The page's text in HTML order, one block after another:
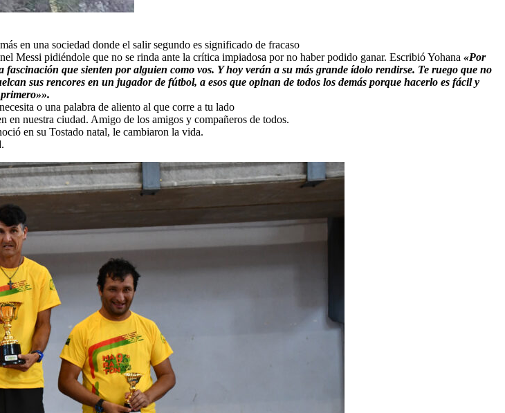
en una sociedad donde el salir segundo es significado de fracaso
Messi pidiéndole que no se rinda ante la crítica impiadosa por no haber podido ganar. Escribió Yohana «Por
que sienten por alguien como vos. Y hoy verán a su más grande ídolo rendirse. Te ruego que no
sus rencores en un jugador de fútbol, a esos que opinan de todos los demás porque hacerlo es fácil y
o una palabra de aliento al que corre a tu lado
en nuestra ciudad. Amigo de los amigos y compañeros de todos.
en su Tostado natal, le cambiaron la vida.